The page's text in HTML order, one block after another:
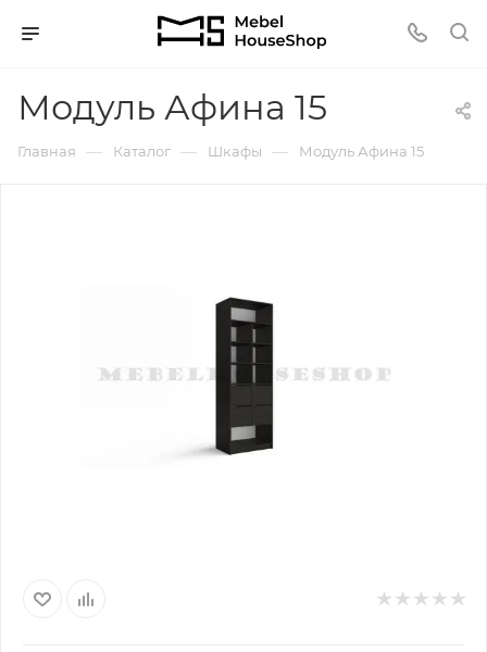
Модуль Афина 15
Главная — Каталог — Шкафы — Модуль Афина 15